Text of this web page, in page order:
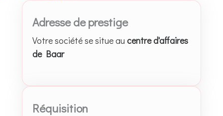
Adresse de prestige
Votre société se situe au centre d'affaires
de Baar
Réquisition